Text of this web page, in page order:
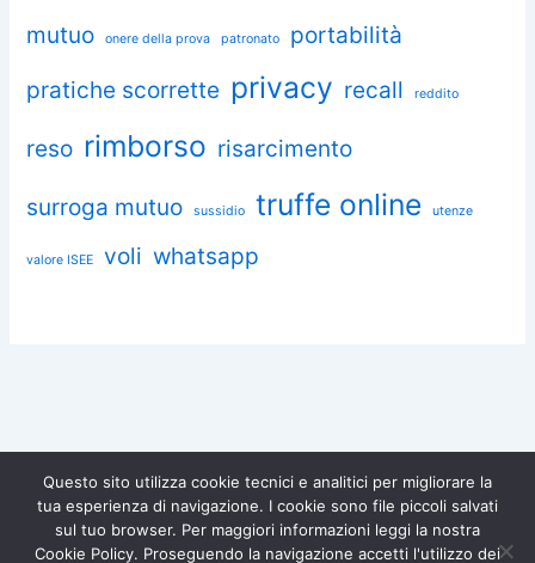
mutuo onere della prova patronato
portabilità
pratiche scorrette privacy recall reddito
reso rimborso risarcimento
surroga mutuo sussidio truffe online utenze
valore ISEE voli whatsapp
Diventa socio di
Iscriviti gratuitamente e difendi i
Chiedi aiuto a Omnia
Questo sito utilizza cookie tecnici e analitici per migliorare la
tua esperienza di navigazione. I cookie sono file piccoli salvati
sul tuo browser. Per maggiori informazioni leggi la nostra
Cookie Policy. Proseguendo la navigazione accetti l'utilizzo dei